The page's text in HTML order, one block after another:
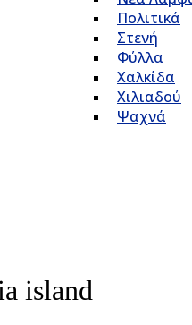
Πολιτικά
Στενή
Φύλλα
Χαλκίδα
Χιλιαδού
Ψαχνά
island